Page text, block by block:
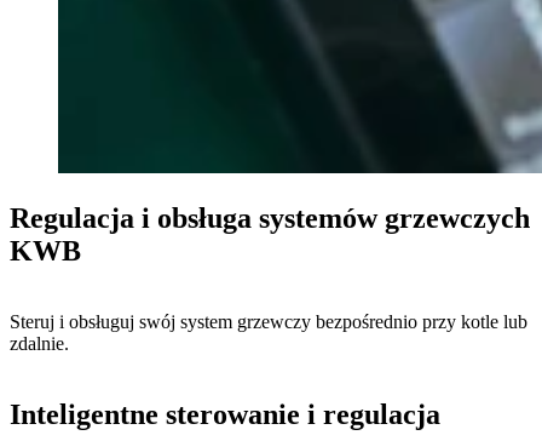
Regulacja i obsługa systemów grzewczych
KWB
Steruj i obsługuj swój system grzewczy bezpośrednio przy kotle lub
zdalnie.
Inteligentne sterowanie i regulacja